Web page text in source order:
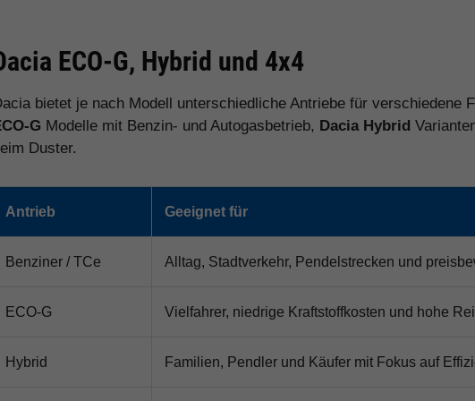
ECO-G, Hybrid und 4x4
bietet je nach Modell unterschiedliche Antriebe für verschiedene
G Modelle mit Benzin- und Autogasbetrieb, Dacia Hybrid
Duster.
Antrieb Geeignet für
Benziner / TCe Alltag, Stadtverkehr, Pendelstrecken und
ECO-G Vielfahrer, niedrige Kraftstoffkosten und hohe
Hybrid Familien, Pendler und Käufer mit Fokus auf